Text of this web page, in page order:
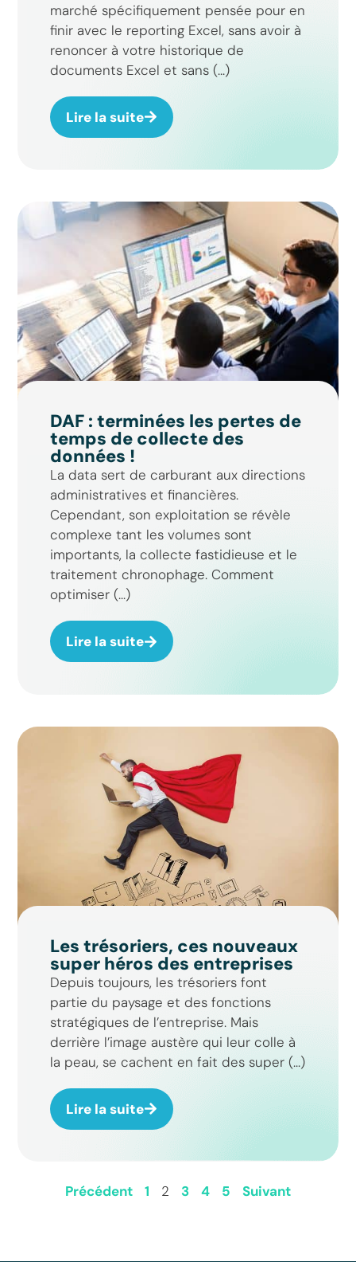
marché spécifiquement pensée pour en
finir avec le reporting Excel, sans avoir à
renoncer à votre historique de
documents Excel et sans (...)
Lire la suite
DAF : terminées les pertes de
temps de collecte des
données !
La data sert de carburant aux directions
administratives et financières.
Cependant, son exploitation se révèle
complexe tant les volumes sont
importants, la collecte fastidieuse et le
traitement chronophage. Comment
optimiser (...)
Lire la suite
Les trésoriers, ces nouveaux
super héros des entreprises
Depuis toujours, les trésoriers font
partie du paysage et des fonctions
stratégiques de l’entreprise. Mais
derrière l’image austère qui leur colle à
la peau, se cachent en fait des super (...)
Lire la suite
Précédent 1 2 3 4 5 Suivant